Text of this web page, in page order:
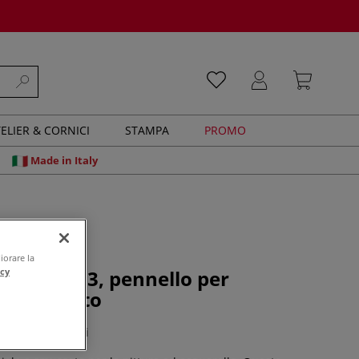
& CORNICI STAMPA PROMO
Made in Italy
1383, pennello per
ad effetto
0 recensioni
la